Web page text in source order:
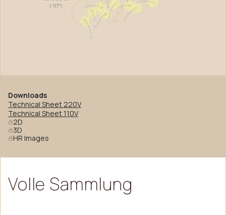
Downloads
Technical Sheet 220V
Technical Sheet 110V
2D
3D
HR Images
Volle Sammlung